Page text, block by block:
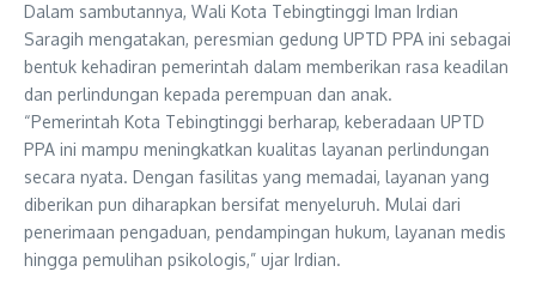
Dalam sambutannya, Wali Kota Tebingtinggi Iman Irdian
Saragih mengatakan, peresmian gedung UPTD PPA ini sebagai
bentuk kehadiran pemerintah dalam memberikan rasa keadilan
dan perlindungan kepada perempuan dan anak.
“Pemerintah Kota Tebingtinggi berharap, keberadaan UPTD
PPA ini mampu meningkatkan kualitas layanan perlindungan
secara nyata. Dengan fasilitas yang memadai, layanan yang
diberikan pun diharapkan bersifat menyeluruh. Mulai dari
penerimaan pengaduan, pendampingan hukum, layanan medis
hingga pemulihan psikologis,” ujar Irdian.